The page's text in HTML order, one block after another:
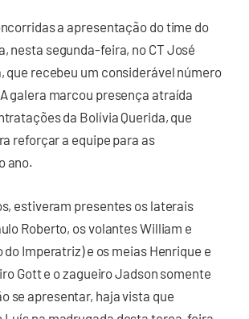
a apresentação do time do
nesta segunda-feira, no CT José
que recebeu um considerável número
galera marcou presença atraída
da Bolívia Querida, que
reforçar a equipe para as
ano.
estiveram presentes os laterais
Roberto, os volantes William e
do Imperatriz) e os meias Henrique e
Gott e o zagueiro Jadson somente
se apresentar, haja vista que